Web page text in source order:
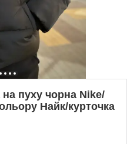
пуху чорна Nike/
Найк/курточка